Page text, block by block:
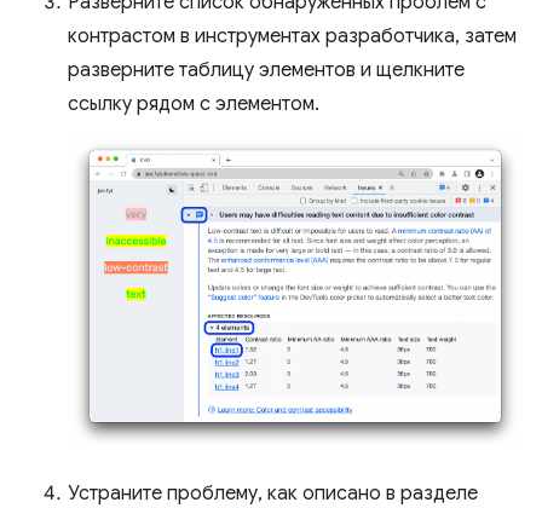
контрастом в инструментах разработчика, затем
разверните таблицу элементов и щелкните
ссылку рядом с элементом.
Устраните проблему, как описано в разделе